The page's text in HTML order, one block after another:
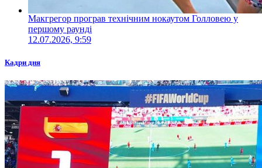
Макгрегор програв технічним нокаутом Голловею у
першому раунді
12.07.2026, 9:59
Кадри дня